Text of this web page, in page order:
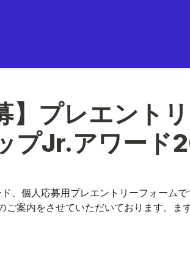
】プレエント
プJr.アワード
、個人応募用プレエントリーフォームで
ご案内をさせていただいております。ま